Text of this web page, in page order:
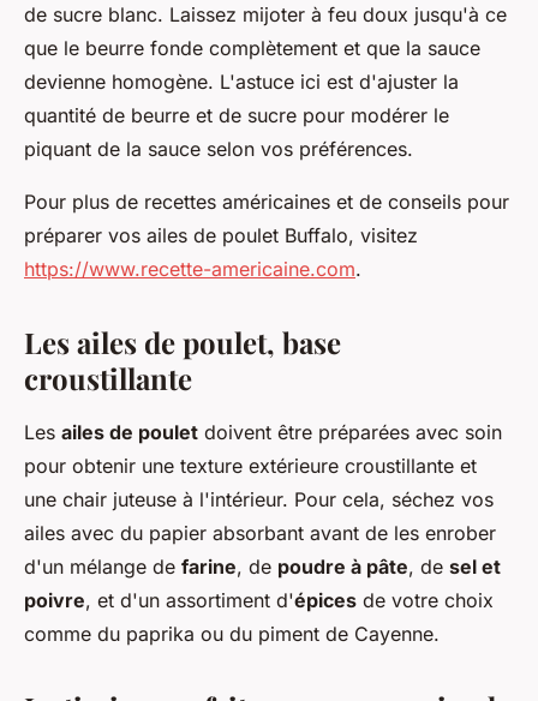
de sucre blanc. Laissez mijoter à feu doux jusqu'à ce
que le beurre fonde complètement et que la sauce
devienne homogène. L'astuce ici est d'ajuster la
quantité de beurre et de sucre pour modérer le
piquant de la sauce selon vos préférences.
Pour plus de recettes américaines et de conseils pour
préparer vos ailes de poulet Buffalo, visitez
https://www.recette-americaine.com.
Les ailes de poulet, base
croustillante
Les ailes de poulet doivent être préparées avec soin
pour obtenir une texture extérieure croustillante et
une chair juteuse à l'intérieur. Pour cela, séchez vos
ailes avec du papier absorbant avant de les enrober
d'un mélange de farine, de poudre à pâte, de sel et
poivre, et d'un assortiment d'épices de votre choix
comme du paprika ou du piment de Cayenne.